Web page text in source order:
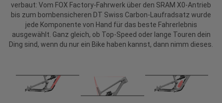
verbaut: Vom FOX Factory-Fahrwerk über den SRAM X0-Antrieb
bis zum bombensicheren DT Swiss Carbon-Laufradsatz wurde
jede Komponente von Hand für das beste Fahrerlebnis
ausgewählt. Ganz gleich, ob Top-Speed oder lange Touren dein
Ding sind, wenn du nur ein Bike haben kannst, dann nimm dieses.